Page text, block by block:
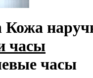
Кожа
часы
часы